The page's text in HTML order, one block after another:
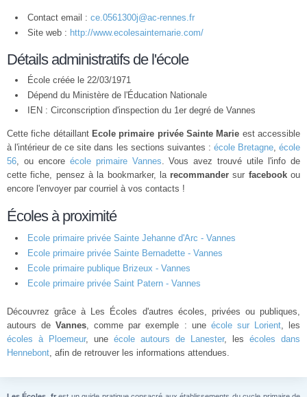
Contact email : ce.0561300j@ac-rennes.fr
Site web : http://www.ecolesaintemarie.com/
Détails administratifs de l'école
École créée le 22/03/1971
Dépend du Ministère de l'Éducation Nationale
IEN : Circonscription d'inspection du 1er degré de Vannes
Cette fiche détaillant Ecole primaire privée Sainte Marie est accessible
à l'intérieur de ce site dans les sections suivantes : école Bretagne,école
56, ou encore école primaire Vannes. Vous avez trouvé utile l'info de
cette fiche, pensez à la bookmarker, la recommander sur facebookou
encore l'envoyer par courriel à vos contacts !
Écoles à proximité
Ecole primaire privée Sainte Jehanne d'Arc - Vannes
Ecole primaire privée Sainte Bernadette - Vannes
Ecole primaire publique Brizeux - Vannes
Ecole primaire privée Saint Patern - Vannes
Découvrez grâce à Les Écoles d'autres écoles, privées ou publiques,
autours deVannes, comme par exemple : une école sur Lorient, les
écoles à Ploemeur, une école autours de Lanester, les écoles dans
Hennebont, afin de retrouver les informations attendues.